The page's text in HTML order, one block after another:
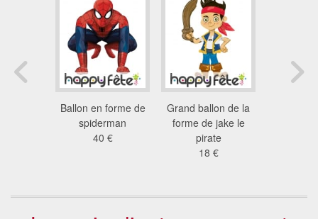
Ballon en forme de
spiderman
40 €
Grand ballon de la
forme de jake le
pirate
18 €